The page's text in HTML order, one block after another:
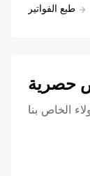
طبع الفواتير
حصرية
الخاص بنا